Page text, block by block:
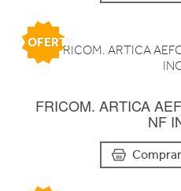
FRICOM. ARTICA
NF
Comprar
OFERTA